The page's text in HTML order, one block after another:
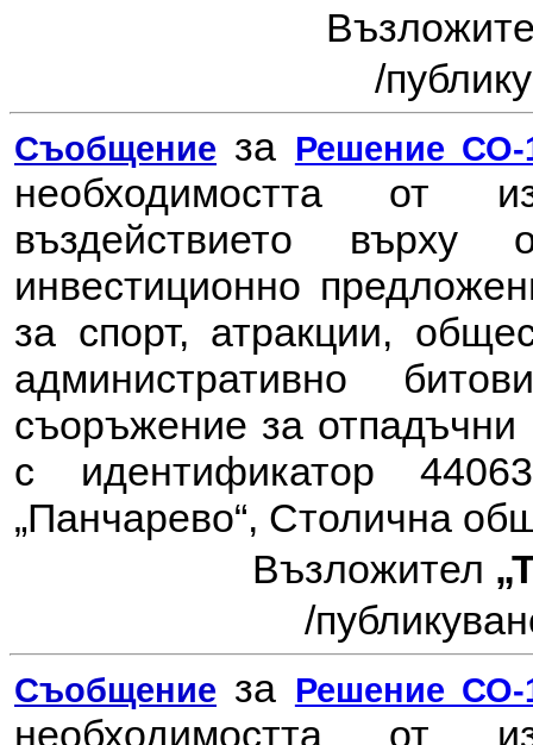
/
Съобщение за Решение СО-
необходимостта от
въздействието
инвестиционно
за спорт, атракции,
административно
съоръжение за
с идентификатор
„Панчарево“, Столична
Възложител
/
Съобщение за Решение СО-
необходимостта от